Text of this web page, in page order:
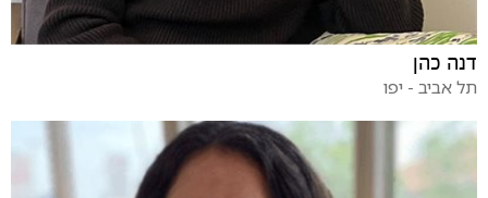
דנה כהן
תל אביב - יפו